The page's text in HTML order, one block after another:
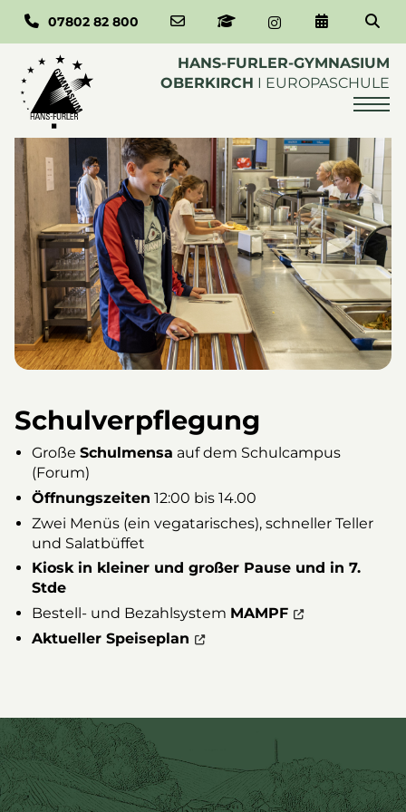
07802 82 800 E-Mail an das Sekretariat
Zum Schulmanager
Instagram-Profil
Zum
HANS-FURLER-GYMNASIUM
OBERKIRCH I EUROPASCHULE
Schulmanager
Kalender
Mampf - Mensa
Formulare
Elternbriefe
zurück
Mampf - Mensa
Schulverpflegung
GroßeSchulmensa auf dem Schulcampus
(Forum)
Öffnungszeiten 12:00 bis 14.00
Zwei Menüs (ein vegatarisches), schneller Teller
und Salatbüffet
Kiosk in kleiner und großer Pause und in 7.
Stde
Bestell- und Bezahlsystem MAMPF
Aktueller Speiseplan